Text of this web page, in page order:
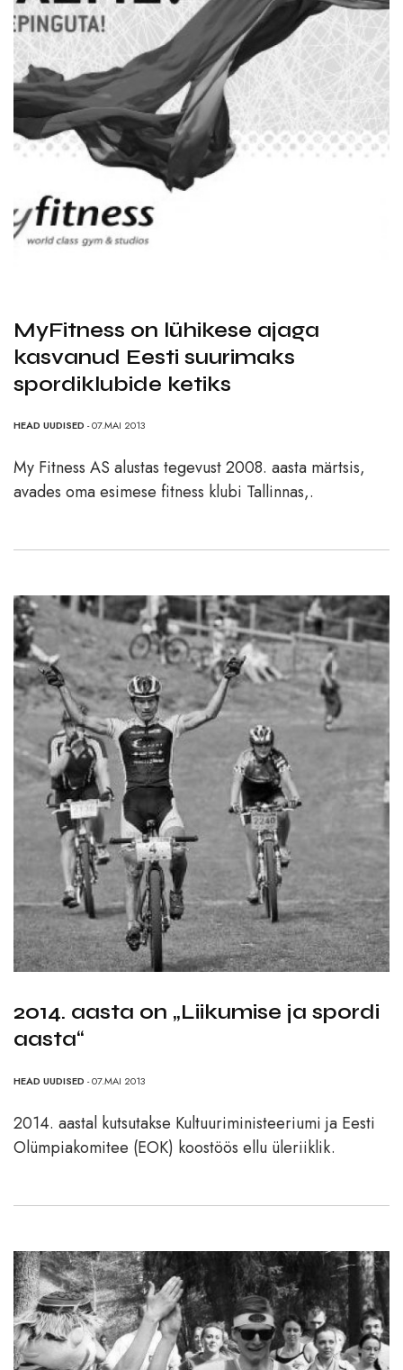
MyFitness on lühikese ajaga
kasvanud Eesti suurimaks
spordiklubide ketiks
HEAD UUDISED - 07.MAI 2013
My Fitness AS alustas tegevust 2008. aasta märtsis,
avades oma esimese fitness klubi Tallinnas,.
2014. aasta on „Liikumise ja spordi
aasta“
HEAD UUDISED - 07.MAI 2013
2014. aastal kutsutakse Kultuuriministeeriumi ja Eesti
Olümpiakomitee (EOK) koostöös ellu üleriiklik.